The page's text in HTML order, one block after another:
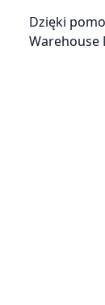
Dzięki
Warehouse